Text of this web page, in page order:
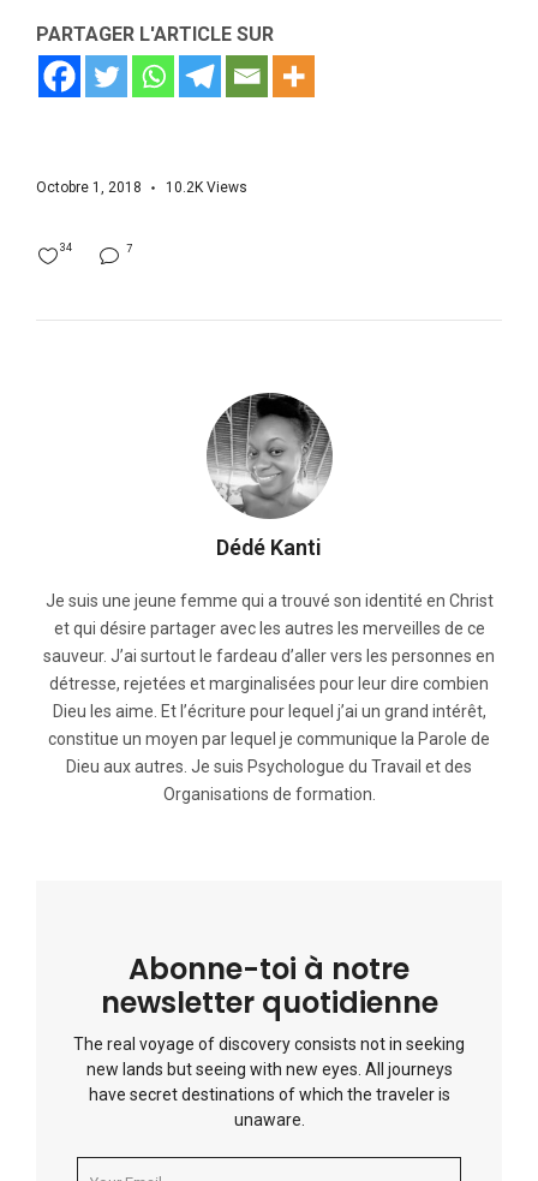
PARTAGER L'ARTICLE SUR
Octobre 1, 2018 10.2K Views
7
34
Dédé Kanti
Je suis une jeune femme qui a trouvé son identité en Christ
et qui désire partager avec les autres les merveilles de ce
sauveur. J’ai surtout le fardeau d’aller vers les personnes en
détresse, rejetées et marginalisées pour leur dire combien
Dieu les aime. Et l’écriture pour lequel j’ai un grand intérêt,
constitue un moyen par lequel je communique la Parole de
Dieu aux autres. Je suis Psychologue du Travail et des
Organisations de formation.
Abonne-toi à notre
newsletter quotidienne
The real voyage of discovery consists not in seeking
new lands but seeing with new eyes. All journeys
have secret destinations of which the traveler is
unaware.